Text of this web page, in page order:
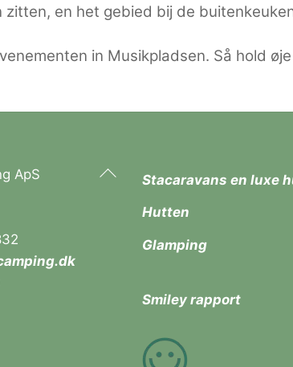
en het gebied bij de
in Musikpladsen. Så hold
Back
ApS
Stacaravans en luxe
Hutten
Glamping
Smiley rapport